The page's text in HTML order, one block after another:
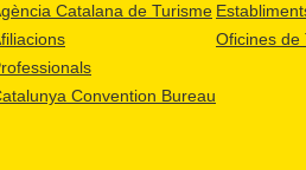
Catalana de Turisme
Convention Bureau
Oficines de